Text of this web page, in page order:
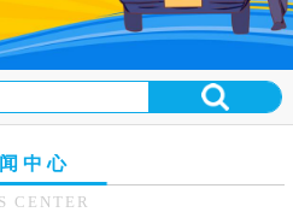
中心
CENTER